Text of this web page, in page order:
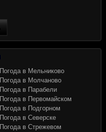
Погода в Мельниково
Погода в Молчаново
Погода в Парабели
Погода в Первомайском
Погода в Подгорном
Погода в Северске
Погода в Стрежевом